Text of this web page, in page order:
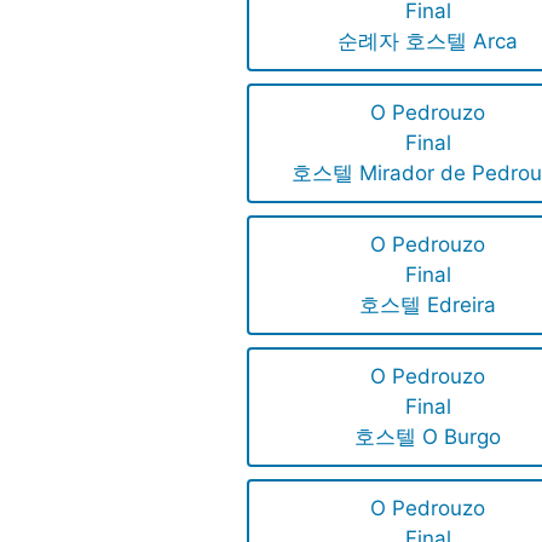
Final
순례자 호스텔 Arca
O Pedrouzo
Final
호스텔 Mirador de
O Pedrouzo
Final
호스텔 Edreira
O Pedrouzo
Final
호스텔 O Burgo
O Pedrouzo